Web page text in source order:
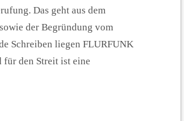
Das geht aus dem
der Begründung vom
Schreiben liegen FLURFUNK
den Streit ist eine